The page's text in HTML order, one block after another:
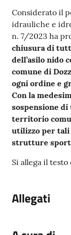
Contenuto
Considerato il
idrauliche e
n. 7/2023 ha
chiusura di
dell’asilo nido
comune di
ogni ordine e
Con la
sospensione
territorio
utilizzo per
strutture
Si allega il
Allegati